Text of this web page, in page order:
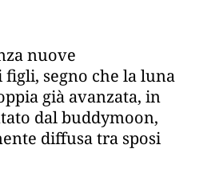
nuove
segno che la luna
già avanzata, in
dal buddymoon,
diffusa tra sposi